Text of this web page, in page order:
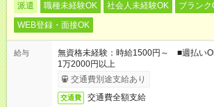
派遣 職種未経験OK 社会人未経験OK
ブランク
WEB登録・面接OK
給与
無資格未経験：時給1500円～ ■週払
1万2000円以上
交通費別途支給あり
交通費 交通費全額支給